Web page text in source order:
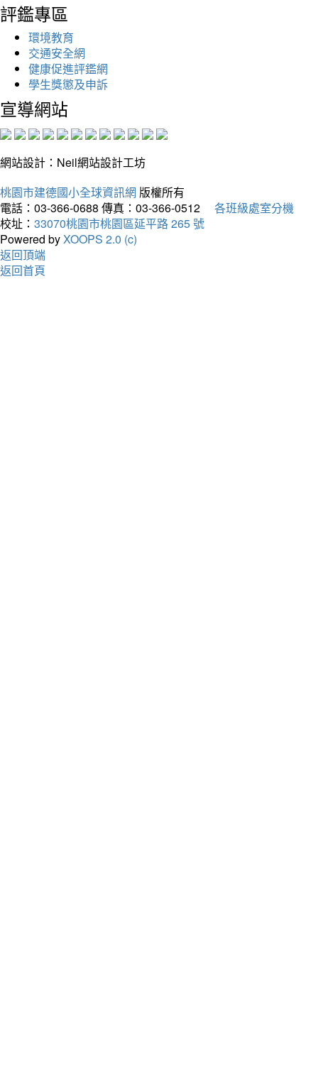
評鑑專區
環境教育
交通安全網
健康促進評鑑網
學生獎懲及申訴
宣導網站
網站設計：Neil網站設計工坊
桃園市建德國小全球資訊網 版權所有
電話：03-366-0688 傳真：03-366-0512
各班級處室分機
校址： 33070桃園市桃園區延平路 265 號
Powered byXOOPS 2.0 (c)
返回頂端
返回首頁